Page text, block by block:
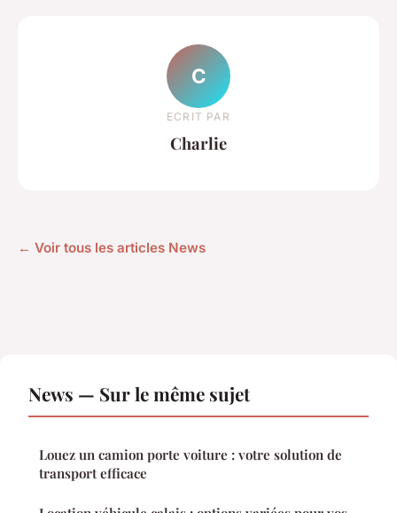
C
ECRIT PAR
Charlie
← Voir tous les articles News
News — Sur le même sujet
Louez un camion porte voiture : votre solution de
transport efficace